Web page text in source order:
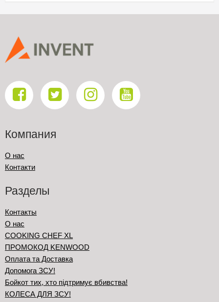
Компания
О нас
Контакти
Разделы
Контакты
О нас
COOKING CHEF XL
ПРОМОКОД KENWOOD
Оплата та Доставка
Допомога ЗСУ!
Бойкот тих, хто підтримує вбивства!
КОЛЕСА ДЛЯ ЗСУ!